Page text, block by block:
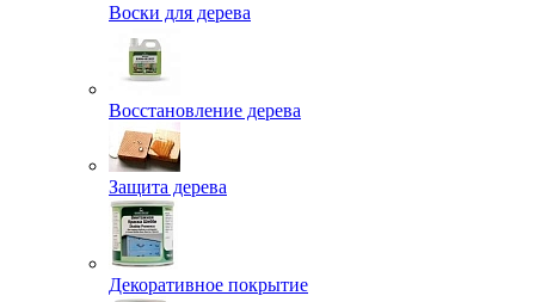
Воски для дерева
Восстановление дерева
Защита дерева
Декоративное покрытие